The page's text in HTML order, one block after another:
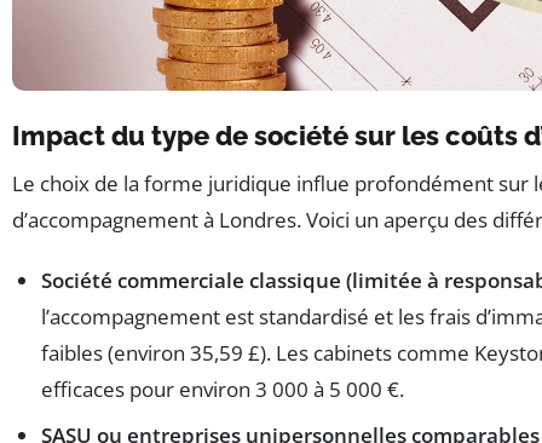
Impact du type de société sur les coûts
Le choix de la forme juridique influe profondément sur
d’accompagnement à Londres. Voici un aperçu des
Société commerciale classique (limitée à
l’accompagnement est standardisé et les frais
faibles (environ 35,59 £). Les cabinets comme
efficaces pour environ 3 000 à 5 000 €.
SASU ou entreprises unipersonnelles